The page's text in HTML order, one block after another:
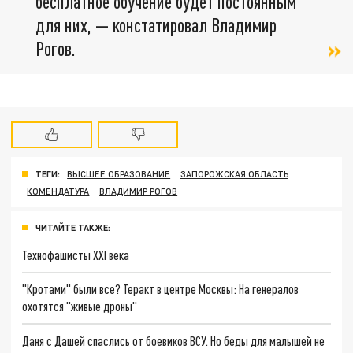
для них, — констатировал Владимир
Рогов.
ТЕГИ: ВЫСШЕЕ ОБРАЗОВАНИЕ
ЗАПОРОЖСКАЯ ОБЛАСТЬ
КОМЕНДАТУРА
ВЛАДИМИР РОГОВ
ЧИТАЙТЕ ТАКЖЕ:
Технофашисты XXI века
"Кротами" были все? Теракт в центре Москвы: На генералов
охотятся "живые дроны"
Даня с Дашей спаслись от боевиков ВСУ. Но беды для малышей не